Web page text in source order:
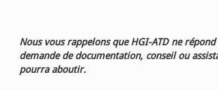
Nous vous rappelons que HGI-ATD ne
demande de documentation, conseil ou
pourra aboutir.